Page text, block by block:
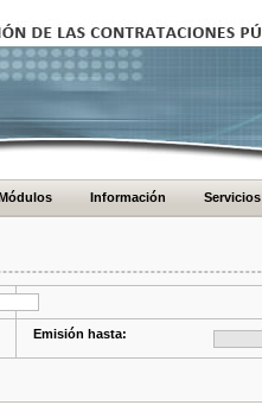
Información Servicios
Emisión hasta: